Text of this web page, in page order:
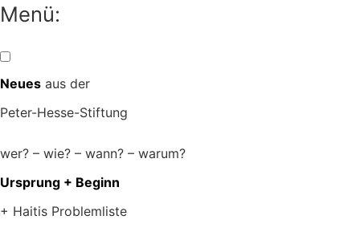
Zum
Menü:
Neues aus der
Peter-Hesse-Stiftung
wer? – wie? – wann? – warum?
Ursprung + Beginn
+ Haitis Problemliste